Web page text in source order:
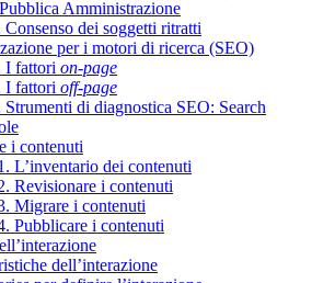
Amministrazione
Consenso dei soggetti ritratti
per i motori di ricerca (SEO)
I fattori on-page
I fattori off-page
Strumenti di diagnostica SEO: Search
i contenuti
L’inventario dei contenuti
Revisionare i contenuti
Migrare i contenuti
Pubblicare i contenuti
dell’interazione